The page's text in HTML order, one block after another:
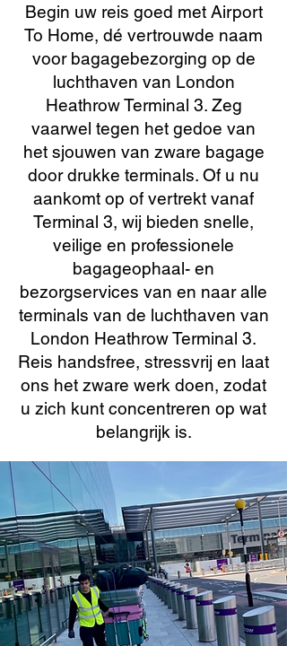
Begin uw reis goed met Airport
To Home, dé vertrouwde naam
voor bagagebezorging op de
luchthaven van London
Heathrow Terminal 3. Zeg
vaarwel tegen het gedoe van
het sjouwen van zware bagage
door drukke terminals. Of u nu
aankomt op of vertrekt vanaf
Terminal 3, wij bieden snelle,
veilige en professionele
bagageophaal- en
bezorgservices van en naar alle
terminals van de luchthaven van
London Heathrow Terminal 3.
Reis handsfree, stressvrij en laat
ons het zware werk doen, zodat
u zich kunt concentreren op wat
belangrijk is.